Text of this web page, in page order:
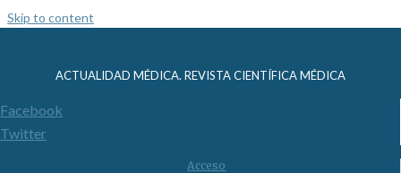
Skip to content
ACTUALIDAD MÉDICA. REVISTA CIENTÍFICA MÉDICA
Facebook
Twitter
Acceso